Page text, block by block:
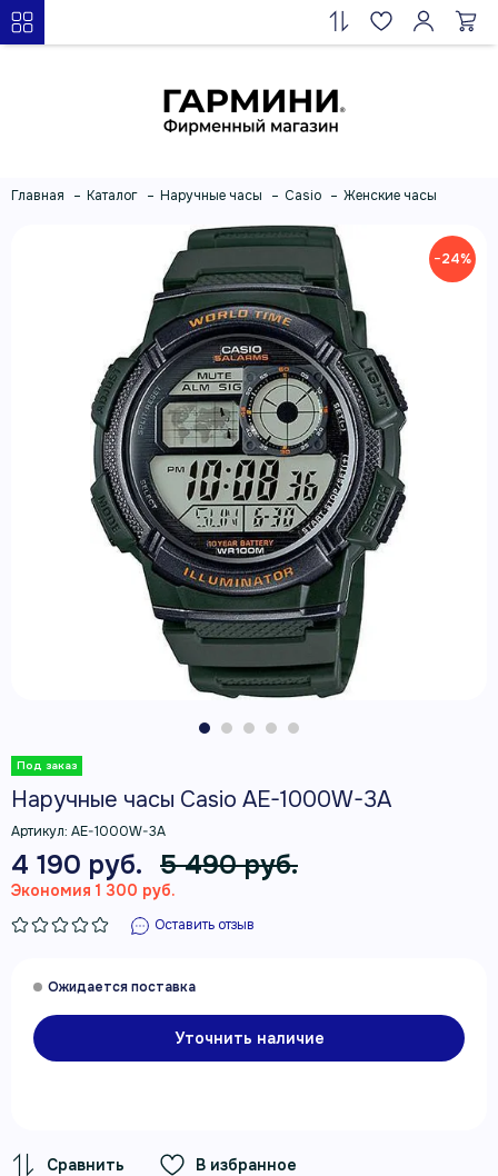
Главная Каталог Наручные часы Casio Женские часы
−24%
Наручные часы Casio AE-1000W-3A
Артикул: AE-1000W-3A
4 190 руб. 5 490 руб.
Экономия 1 300 руб.
Оставить отзыв
Уточнить наличие
В избранное